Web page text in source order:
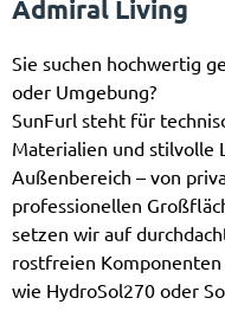
Admiral Living
Sie suchen hochwertig
oder Umgebung?
SunFurl steht für
Materialien und stilvolle
Außenbereich – von
professionellen
setzen wir auf
rostfreien
wie HydroSol270 oder